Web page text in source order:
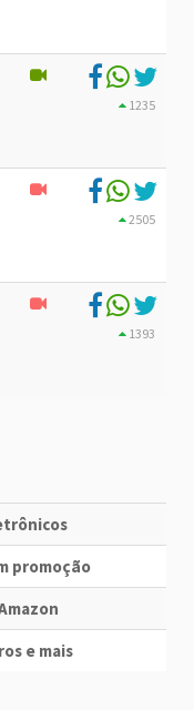
1235
2505
1393
promoção
e mais